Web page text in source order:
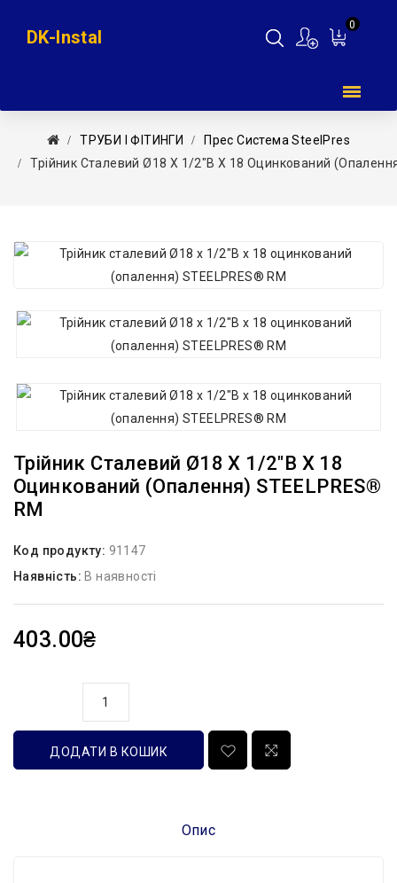
0
DK-Instal
ТРУБИ І ФІТИНГИ
Прес Система SteelPres
Трійник Сталевий Ø18 Х 1/2″В Х 18 Оцинкований
Трійник Сталевий Ø18 Х 1/2″В Х 18
Оцинкований (опалення) STEELPRES®
RM
Код продукту: 91147
Наявність: В наявності
403.00₴
ДОДАТИ В КОШИК
Опис